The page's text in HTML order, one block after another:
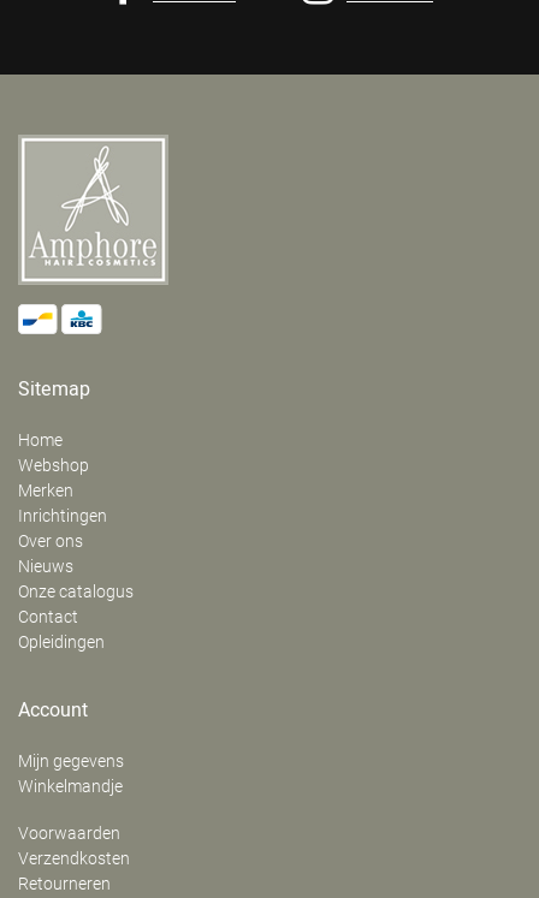
Sitemap
Home
Webshop
Merken
Inrichtingen
Over ons
Nieuws
Onze catalogus
Contact
Opleidingen
Account
Mijn gegevens
Winkelmandje
Voorwaarden
Verzendkosten
Retourneren